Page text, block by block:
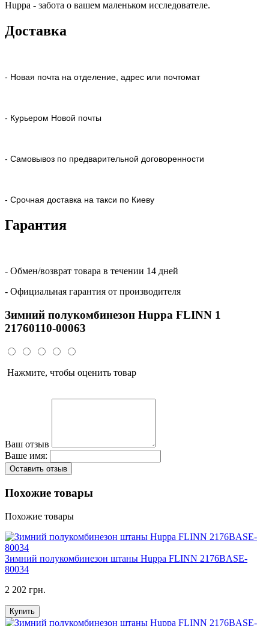
Huppa - забота о вашем маленьком исследователе.
Доставка
- Новая почта на отделение, адрес или почтомат
- Курьером Новой почты
- Самовывоз по предварительной договоренности
- Срочная доставка на такси по Киеву
Гарантия
- Обмен/возврат товара в течении 14 дней
- Официальная гарантия от производителя
Зимний полукомбинезон Huppa FLINN 1
21760110-00063
Нажмите, чтобы оценить товар
Ваш отзыв
Ваше имя:
Оставить отзыв
Похожие товары
Похожие товары
Зимний полукомбинезон штаны Huppa FLINN 2176BASE-
80034
2 202 грн.
Купить